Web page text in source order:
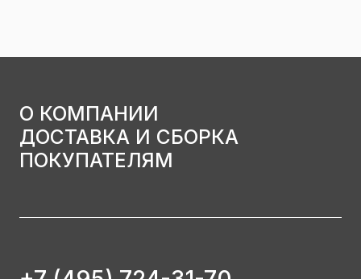
О КОМПАНИИ
ДОСТАВКА И СБОРКА
ПОКУПАТЕЛЯМ